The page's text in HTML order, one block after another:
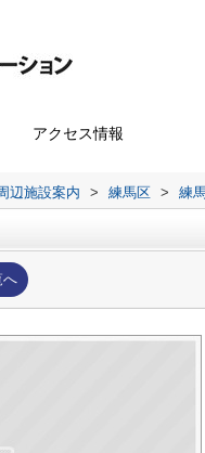
アクセス情報
辺施設案内 > 練馬区 > 練
へ